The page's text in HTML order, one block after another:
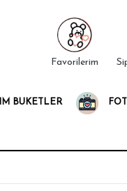
Favorilerim
BUKETLER